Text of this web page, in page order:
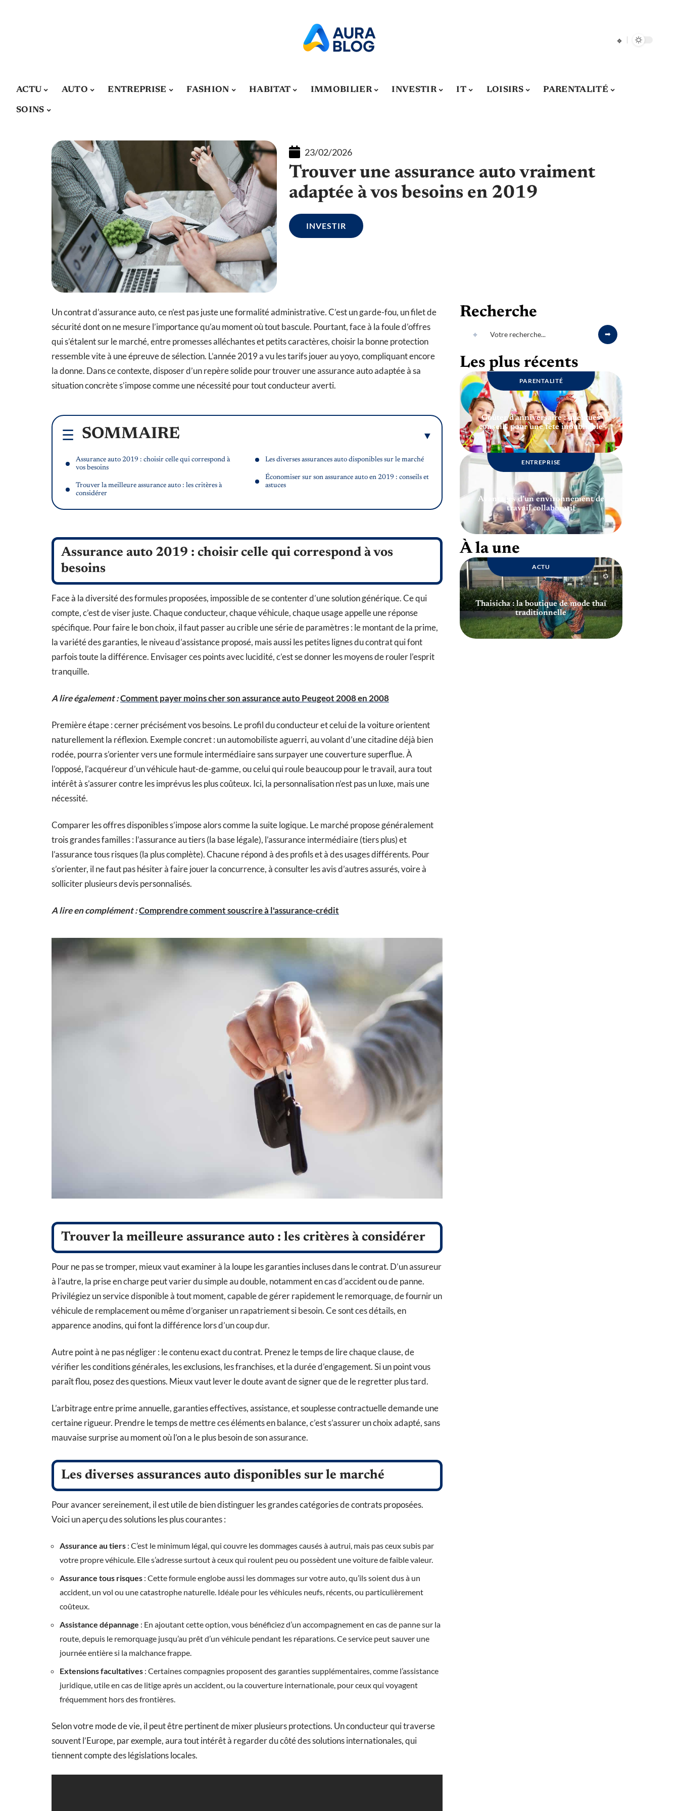
ACTU AUTO ENTREPRISE FASHION HABITAT IMMOBILIER INVESTIR IT LOISIRS PARENTALITÉ
SOINS
23/02/2026
Trouver une assurance auto vraiment
adaptée à vos besoins en 2019
INVESTIR
Un contrat d’assurance auto, ce n’est pas juste une formalité administrative. C’est un garde-fou, un filet de
sécurité dont on ne mesure l’importance qu’au moment où tout bascule. Pourtant, face à la foule d’offres
qui s’étalent sur le marché, entre promesses alléchantes et petits caractères, choisir la bonne protection
ressemble vite à une épreuve de sélection. L’année 2019 a vu les tarifs jouer au yoyo, compliquant encore
la donne. Dans ce contexte, disposer d’un repère solide pour trouver une assurance auto adaptée à sa
situation concrète s’impose comme une nécessité pour tout conducteur averti.
SOMMAIRE
Assurance auto 2019 : choisir celle qui correspond à
vos besoins
Trouver la meilleure assurance auto : les critères à
considérer
Les diverses assurances auto disponibles sur le marché
Économiser sur son assurance auto en 2019 : conseils et
astuces
Assurance auto 2019 : choisir celle qui correspond à vos
besoins
Face à la diversité des formules proposées, impossible de se contenter d’une solution générique. Ce qui
compte, c’est de viser juste. Chaque conducteur, chaque véhicule, chaque usage appelle une réponse
spécifique. Pour faire le bon choix, il faut passer au crible une série de paramètres : le montant de la prime,
la variété des garanties, le niveau d’assistance proposé, mais aussi les petites lignes du contrat qui font
parfois toute la différence. Envisager ces points avec lucidité, c’est se donner les moyens de rouler l’esprit
tranquille.
A lire également :Comment payer moins cher son assurance auto Peugeot 2008 en 2008
Première étape : cerner précisément vos besoins. Le profil du conducteur et celui de la voiture orientent
naturellement la réflexion. Exemple concret : un automobiliste aguerri, au volant d’une citadine déjà bien
rodée, pourra s’orienter vers une formule intermédiaire sans surpayer une couverture superflue. À
l’opposé, l’acquéreur d’un véhicule haut-de-gamme, ou celui qui roule beaucoup pour le travail, aura tout
intérêt à s’assurer contre les imprévus les plus coûteux. Ici, la personnalisation n’est pas un luxe, mais une
nécessité.
Comparer les offres disponibles s’impose alors comme la suite logique. Le marché propose généralement
trois grandes familles : l’assurance au tiers (la base légale), l’assurance intermédiaire (tiers plus) et
l’assurance tous risques (la plus complète). Chacune répond à des profils et à des usages différents. Pour
s’orienter, il ne faut pas hésiter à faire jouer la concurrence, à consulter les avis d’autres assurés, voire à
solliciter plusieurs devis personnalisés.
A lire en complément :Comprendre comment souscrire à l'assurance-crédit
Trouver la meilleure assurance auto : les critères à considérer
Pour ne pas se tromper, mieux vaut examiner à la loupe les garanties incluses dans le contrat. D’un assureur
à l’autre, la prise en charge peut varier du simple au double, notamment en cas d’accident ou de panne.
Privilégiez un service disponible à tout moment, capable de gérer rapidement le remorquage, de fournir un
véhicule de remplacement ou même d’organiser un rapatriement si besoin. Ce sont ces détails, en
apparence anodins, qui font la différence lors d’un coup dur.
Autre point à ne pas négliger : le contenu exact du contrat. Prenez le temps de lire chaque clause, de
vérifier les conditions générales, les exclusions, les franchises, et la durée d’engagement. Si un point vous
paraît flou, posez des questions. Mieux vaut lever le doute avant de signer que de le regretter plus tard.
L’arbitrage entre prime annuelle, garanties effectives, assistance, et souplesse contractuelle demande une
certaine rigueur. Prendre le temps de mettre ces éléments en balance, c’est s’assurer un choix adapté, sans
mauvaise surprise au moment où l’on a le plus besoin de son assurance.
Les diverses assurances auto disponibles sur le marché
Pour avancer sereinement, il est utile de bien distinguer les grandes catégories de contrats proposées.
Voici un aperçu des solutions les plus courantes :
Assurance au tiers : C’est le minimum légal, qui couvre les dommages causés à autrui, mais pas ceux subis par
votre propre véhicule. Elle s’adresse surtout à ceux qui roulent peu ou possèdent une voiture de faible valeur.
Assurance tous risques : Cette formule englobe aussi les dommages sur votre auto, qu’ils soient dus à un
accident, un vol ou une catastrophe naturelle. Idéale pour les véhicules neufs, récents, ou particulièrement
coûteux.
Assistance dépannage : En ajoutant cette option, vous bénéficiez d’un accompagnement en cas de panne sur la
route, depuis le remorquage jusqu’au prêt d’un véhicule pendant les réparations. Ce service peut sauver une
journée entière si la malchance frappe.
Extensions facultatives : Certaines compagnies proposent des garanties supplémentaires, comme l’assistance
juridique, utile en cas de litige après un accident, ou la couverture internationale, pour ceux qui voyagent
fréquemment hors des frontières.
Selon votre mode de vie, il peut être pertinent de mixer plusieurs protections. Un conducteur qui traverse
souvent l’Europe, par exemple, aura tout intérêt à regarder du côté des solutions internationales, qui
tiennent compte des législations locales.
Recherche
Les plus récents
PARENTALITÉ
Goûter d’anniversaire : quelques
conseils pour une fête inoubliable
ENTREPRISE
Avantages d’un environnement de
travail collaboratif
À la une
ACTU
Thaisicha : la boutique de mode thaï
traditionnelle